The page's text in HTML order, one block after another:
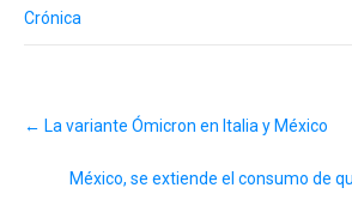
Crónica
navigation
← La variante Ómicron en Italia y México
México, se extiende el consumo de